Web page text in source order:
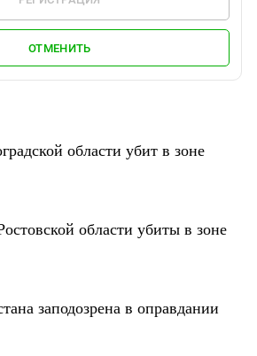
ОТМЕНИТЬ
области убит в зоне
области убиты в зоне
заподозрена в оправдании